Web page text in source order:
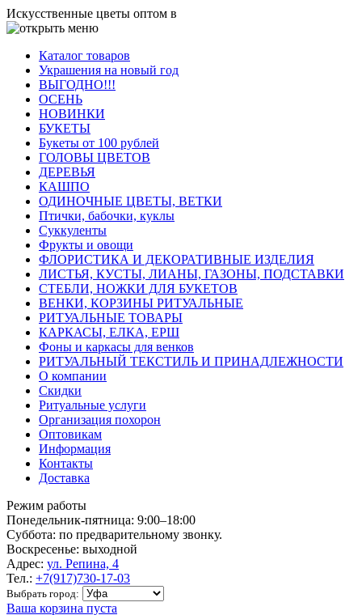
Искусственные цветы оптом в
Каталог товаров
Украшения на новый год
ВЫГОДНО!!!
ОСЕНЬ
НОВИНКИ
БУКЕТЫ
Букеты от 100 рублей
ГОЛОВЫ ЦВЕТОВ
ДЕРЕВЬЯ
КАШПО
ОДИНОЧНЫЕ ЦВЕТЫ, ВЕТКИ
Птички, бабочки, куклы
Суккуленты
Фрукты и овощи
ФЛОРИСТИКА И ДЕКОРАТИВНЫЕ ИЗДЕЛИЯ
ЛИСТЬЯ, КУСТЫ, ЛИАНЫ, ГАЗОНЫ, ПОДСТАВКИ
СТЕБЛИ, НОЖКИ ДЛЯ БУКЕТОВ
ВЕНКИ, КОРЗИНЫ РИТУАЛЬНЫЕ
РИТУАЛЬНЫЕ ТОВАРЫ
КАРКАСЫ, ЕЛКА, ЕРШ
Фоны и каркасы для венков
РИТУАЛЬНЫЙ ТЕКСТИЛЬ И ПРИНАДЛЕЖНОСТИ
О компании
Скидки
Ритуальные услуги
Организация похорон
Оптовикам
Информация
Контакты
Доставка
Режим работы
Понедельник-пятница: 9:00–18:00
Суббота: по предварительному звонку.
Воскресенье: выходной
Адрес: ул. Репина, 4
Тел.: +7(917)730-17-03
Выбрать город:
Ваша корзина пуста